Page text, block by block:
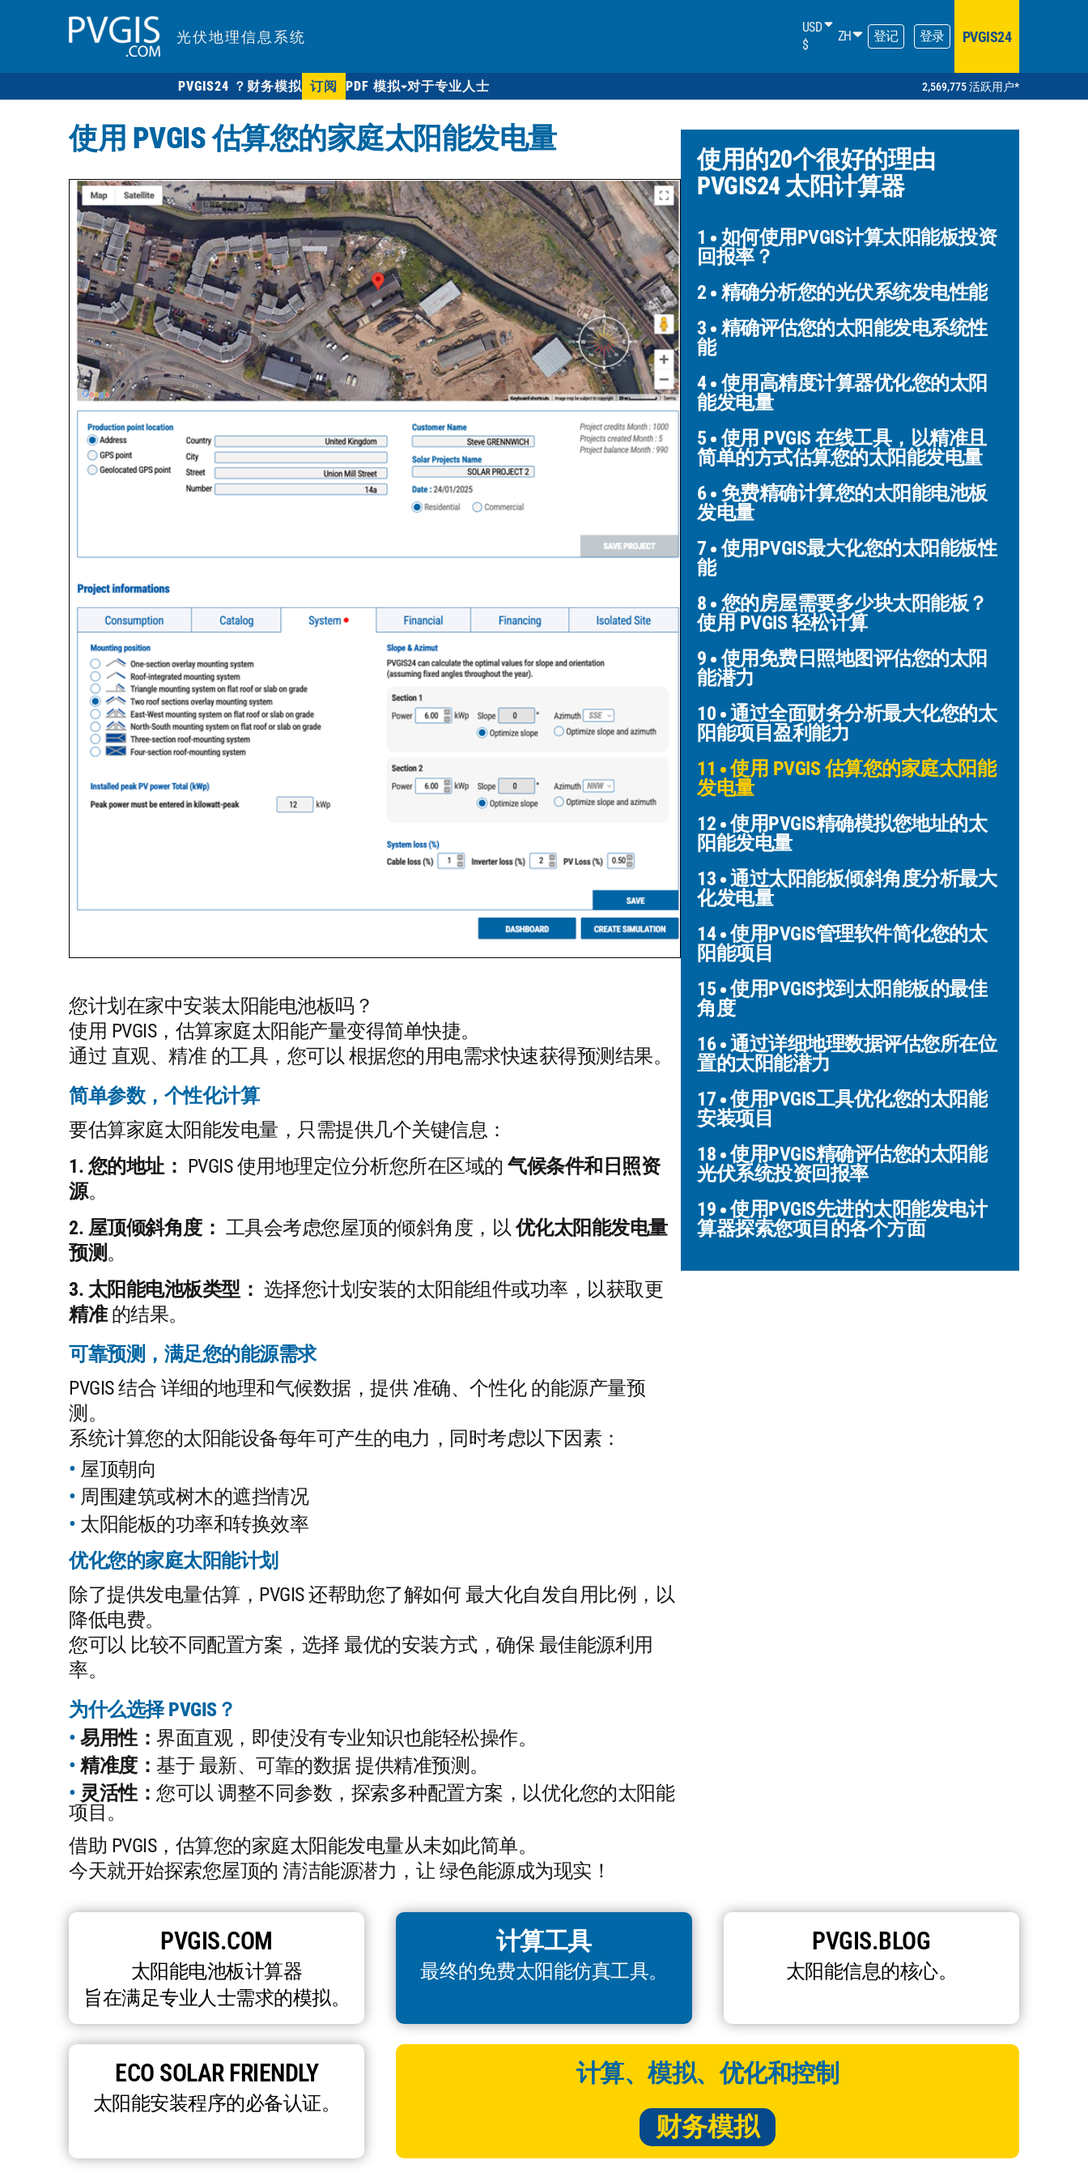
光伏地理信息系统
USD
$
ZH 登记 登录 PVGIS24
PVGIS24 ？ 财务模拟 订阅 PDF 模拟 对于专业人士 2,569,775 活跃用户*
使用 PVGIS 估算您的家庭太阳能发电量
您计划在家中安装太阳能电池板吗？
使用 PVGIS，估算家庭太阳能产量变得简单快捷。
通过 直观、精准 的工具，您可以 根据您的用电需求快速获得预测结果。
简单参数，个性化计算
要估算家庭太阳能发电量，只需提供几个关键信息：
1. 您的地址： PVGIS 使用地理定位分析您所在区域的 气候条件和日照资
源。
2. 屋顶倾斜角度： 工具会考虑您屋顶的倾斜角度，以优化太阳能发电量
预测。
3. 太阳能电池板类型： 选择您计划安装的太阳能组件或功率，以获取更
精准的结果。
可靠预测，满足您的能源需求
PVGIS 结合 详细的地理和气候数据，提供 准确、个性化 的能源产量预
测。
系统计算您的太阳能设备每年可产生的电力，同时考虑以下因素：
屋顶朝向
周围建筑或树木的遮挡情况
太阳能板的功率和转换效率
优化您的家庭太阳能计划
除了提供发电量估算，PVGIS 还帮助您了解如何 最大化自发自用比例，以
降低电费。
您可以 比较不同配置方案，选择 最优的安装方式，确保 最佳能源利用
率。
为什么选择 PVGIS？
易用性： 界面直观，即使没有专业知识也能轻松操作。
精准度： 基于 最新、可靠的数据 提供精准预测。
灵活性： 您可以 调整不同参数，探索多种配置方案，以优化您的太阳能
项目。
借助 PVGIS，估算您的家庭太阳能发电量从未如此简单。
今天就开始探索您屋顶的 清洁能源潜力，让 绿色能源成为现实！
使用的20个很好的理由
PVGIS24 太阳计算器
1
如何使用PVGIS计算太阳能板投资
回报率？
2
精确分析您的光伏系统发电性能
3
精确评估您的太阳能发电系统性
能
4
使用高精度计算器优化您的太阳
能发电量
5
使用 PVGIS 在线工具，以精准且
简单的方式估算您的太阳能发电量
6
免费精确计算您的太阳能电池板
发电量
7
使用PVGIS最大化您的太阳能板性
能
8
您的房屋需要多少块太阳能板？
使用 PVGIS 轻松计算
9
使用免费日照地图评估您的太阳
能潜力
10 通过全面财务分析最大化您的太
阳能项目盈利能力
11 使用 PVGIS 估算您的家庭太阳能
发电量
12 使用PVGIS精确模拟您地址的太
阳能发电量
13 通过太阳能板倾斜角度分析最大
化发电量
14 使用PVGIS管理软件简化您的太
阳能项目
15 使用PVGIS找到太阳能板的最佳
角度
16 通过详细地理数据评估您所在位
置的太阳能潜力
17 使用PVGIS工具优化您的太阳能
安装项目
18 使用PVGIS精确评估您的太阳能
光伏系统投资回报率
19 使用PVGIS先进的太阳能发电计
算器探索您项目的各个方面
PVGIS.COM
太阳能电池板计算器
旨在满足专业人士需求的模拟。
计算工具
最终的免费太阳能仿真工具。
PVGIS.BLOG
太阳能信息的核心。
ECO SOLAR FRIENDLY
太阳能安装程序的必备认证。
计算、模拟、优化和控制
财务模拟